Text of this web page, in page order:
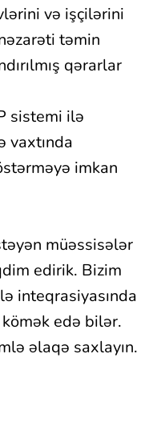
və işçilərini
təmin
qərarlar
sistemi ilə
vaxtında
imkan
müəssisələr
edirik. Bizim
inteqrasiyasında
edə bilər.
əlaqə saxlayın.